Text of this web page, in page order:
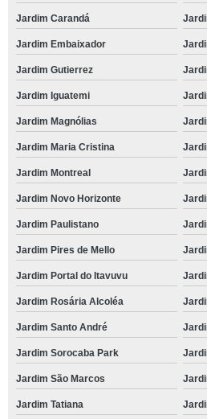
Jardim Carandá
Jardim Embaixador
Jardim Gutierrez
Jardim Iguatemi
Jardim Magnólias
Jardim Maria Cristina
Jardim Montreal
Jardim Novo Horizonte
Jardim Paulistano
Jardim Pires de Mello
Jardim Portal do Itavuvu
Jardim Rosária Alcoléa
Jardim Santo André
Jardim Sorocaba Park
Jardim São Marcos
Jardim Tatiana